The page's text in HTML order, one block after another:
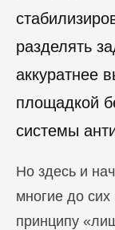
разделять
аккуратнее
площадкой
системы
Но здесь и
многие до
принципу